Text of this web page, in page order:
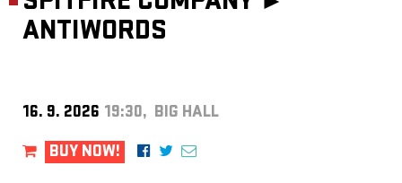
ANTIWORDS
16. 9. 2026 19:30, BIG HALL
BUY NOW!